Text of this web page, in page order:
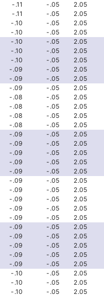
-.11 -.05
2.05
-.11 -.05
2.05
-.10 -.05
2.05
-.10 -.05
2.05
-.10 -.05
2.05
-.10 -.05
2.05
-.10 -.05
2.05
-.09 -.05
2.05
-.09 -.05
2.05
-.09 -.05
2.05
-.08 -.05
2.05
-.08 -.05
2.05
-.08 -.05
2.05
-.08 -.05
2.05
-.09 -.05
2.05
-.09 -.05
2.05
-.09 -.05
2.05
-.09 -.05
2.05
-.09 -.05
2.05
-.09 -.05
2.05
-.09 -.05
2.05
-.09 -.05
2.05
-.09 -.05
2.05
-.09 -.05
2.05
-.09 -.05
2.05
-.09 -.05
2.05
-.09 -.05
2.05
-.09 -.05
2.05
-.09 -.05
2.05
-.10 -.05
2.05
-.10 -.05
2.05
-.10 -.05
2.05